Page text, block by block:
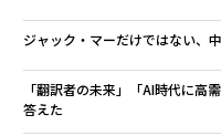
ジャック・マーだけではない、
「翻訳者の未来」「AI時代に高
答えた